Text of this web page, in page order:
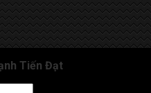
Tiến Đạt